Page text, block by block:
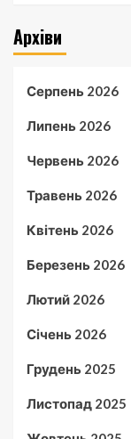
Архіви
Серпень 2026
Липень 2026
Червень 2026
Травень 2026
Квітень 2026
Березень 2026
Лютий 2026
Січень 2026
Грудень 2025
Листопад 2025